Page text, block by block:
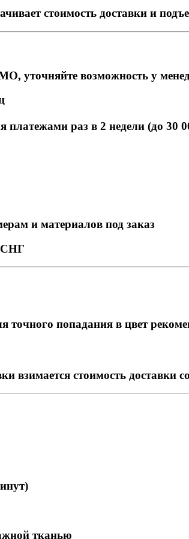
стоимость доставки и
уточняйте возможность у
раз в 2 недели (до 30
и материалов под заказ
СНГ
попадания в цвет
взимается стоимость доставки
тканью